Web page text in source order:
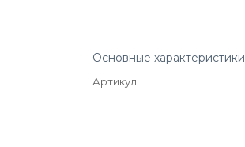
Основные характеристики
Артикул